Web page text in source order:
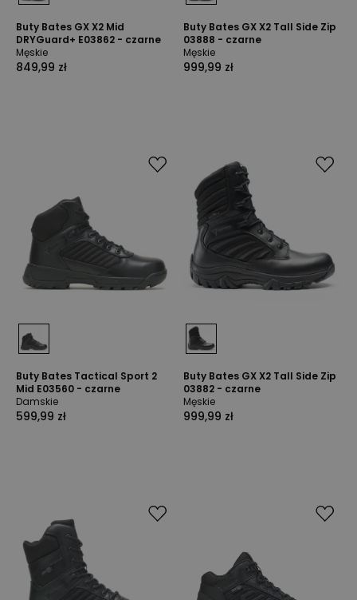
Buty Bates GX X2 Mid
DRYGuard+ E03862 - czarne
Męskie
849,99 zł
Buty Bates GX X2 Tall Side Zip
03888 - czarne
Męskie
999,99 zł
Buty Bates Tactical Sport 2
Mid E03560 - czarne
Damskie
599,99 zł
Buty Bates GX X2 Tall Side Zip
03882 - czarne
Męskie
999,99 zł